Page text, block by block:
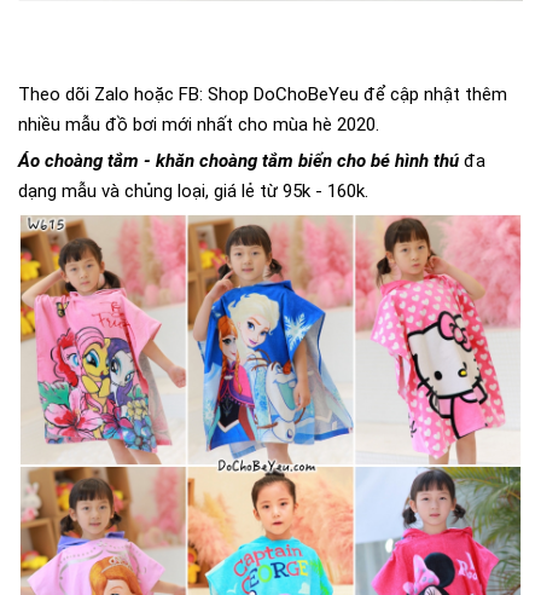
Theo dõi Zalo hoặc FB: Shop DoChoBeYeu để cập nhật thêm
nhiều mẫu đồ bơi mới nhất cho mùa hè 2020.
Áo choàng tắm - khăn choàng tắm biển cho bé hình thú đa
dạng mẫu và chủng loại, giá lẻ từ 95k - 160k.